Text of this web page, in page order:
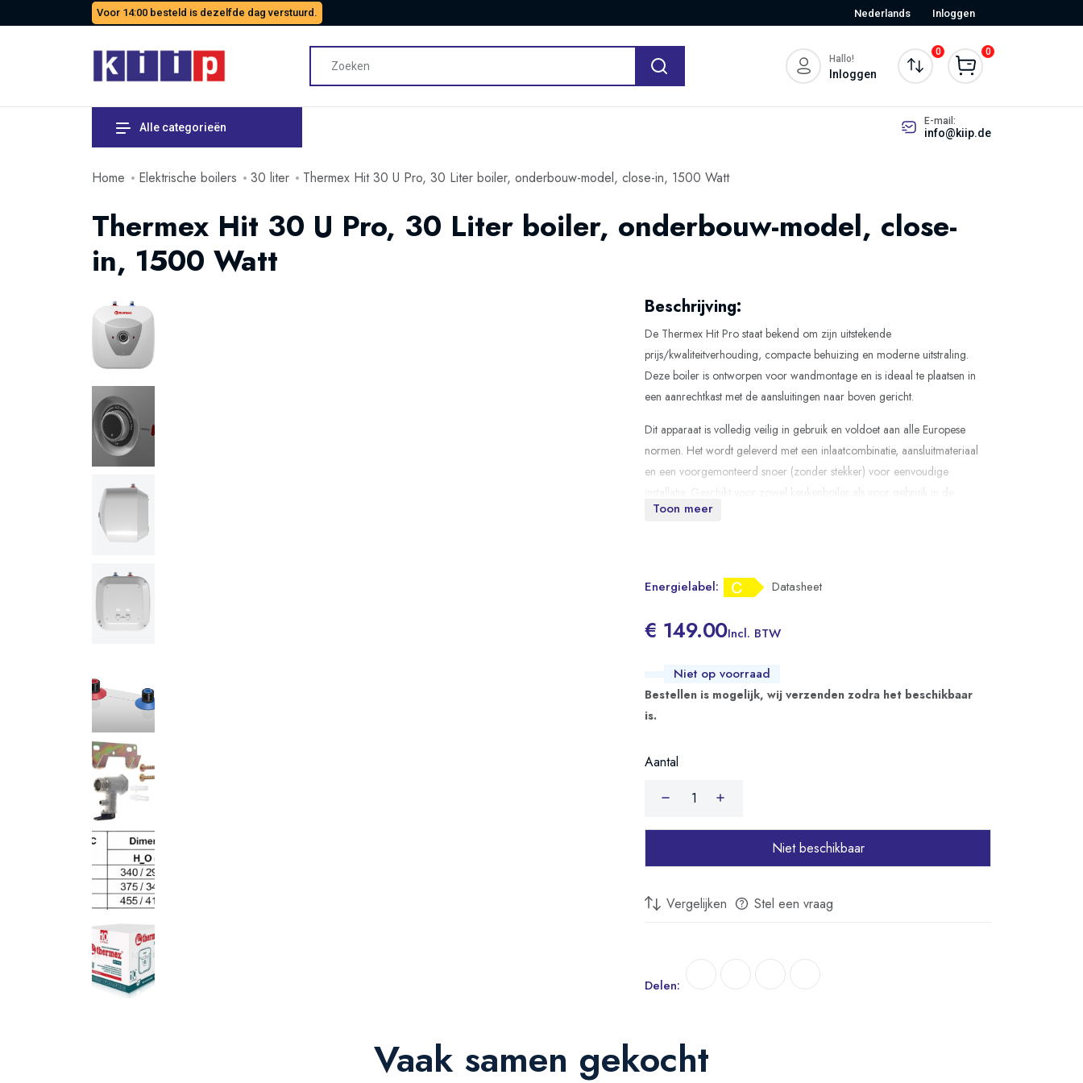
Voor 14:00 besteld is dezelfde dag verstuurd. Nederlands Inloggen
Hallo!
Inloggen
0 0
Alle categorieën E-mail:
info@kiip.de
Home Elektrische boilers 30 liter Thermex Hit 30 U Pro, 30 Liter boiler, onderbouw-model, close-in, 1500 Watt
Thermex Hit 30 U Pro, 30 Liter boiler, onderbouw-model, close-
in, 1500 Watt
Beschrijving:
De Thermex Hit Pro staat bekend om zijn uitstekende
prijs/kwaliteitverhouding, compacte behuizing en moderne uitstraling.
Deze boiler is ontworpen voor wandmontage en is ideaal te plaatsen in
een aanrechtkast met de aansluitingen naar boven gericht.
Dit apparaat is volledig veilig in gebruik en voldoet aan alle Europese
normen. Het wordt geleverd met een inlaatcombinatie, aansluitmateriaal
en een voorgemonteerd snoer (zonder stekker) voor eenvoudige
installatie. Geschikt voor zowel keukenboiler als voor gebruik in de
douche.
Toon meer
Energielabel: Datasheet
€ 149.00Incl. BTW
Niet op voorraad
Bestellen is mogelijk, wij verzenden zodra het beschikbaar
is.
Aantal
Niet beschikbaar
Vergelijken Stel een vraag
Delen:
Vaak samen gekocht